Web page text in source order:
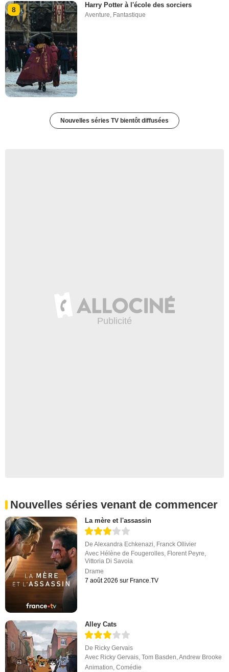
8
Harry Potter à l'école des sorciers
Aventure Fantastique
Nouvelles séries TV bientôt diffusées
Nouvelles séries venant de commencer
La mère et l'assassin
DeAlexandra Echkenazi, Franck Ollivier
Avec Hélène de Fougerolles, Florent Peyre,
Vittoria Di Savoia
Drame
7 août 2026 sur France.TV
Alley Cats
De Ricky Gervais
Avec Ricky Gervais,Tom Basden,Andrew Brooke
Animation,Comédie